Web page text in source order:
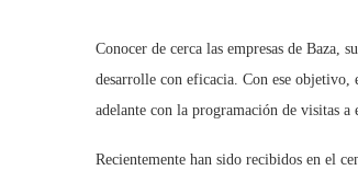
Conocer de cerca las empresas de Baza,
desarrolle con eficacia. Con ese
adelante con la programación de visitas a
Recientemente han sido recibidos en el